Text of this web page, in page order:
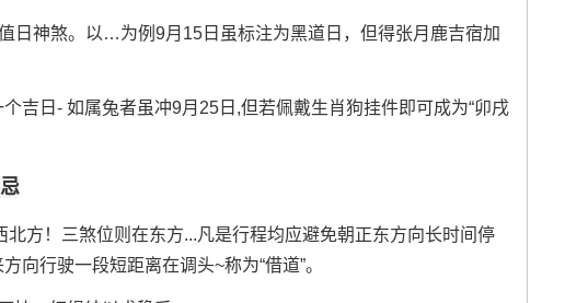
日神煞。以…为例9月15日虽标注为黑道日，但得张月鹿吉宿加
吉日- 如属兔者虽冲9月25日,但若佩戴生肖狗挂件即可成为“卯戌
方！三煞位则在东方...凡是行程均应避免朝正东方向长时间停
向行驶一段短距离在调头~称为“借道”。